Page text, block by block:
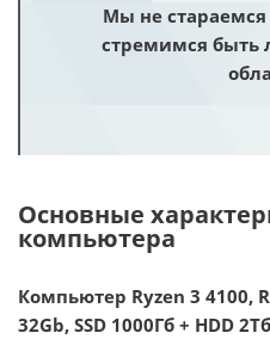
Мы не
стремимся быть
Основные
компьютера
Компьютер Ryzen 3 4100,
32Gb, SSD 1000Гб + HDD 2Тб